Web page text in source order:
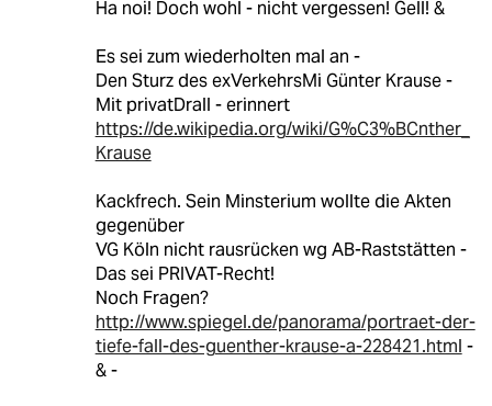
Ha noi! Doch wohl - nicht vergessen! Gell! &
Es sei zum wiederholten mal an -
Den Sturz des exVerkehrsMi Günter Krause -
Mit privatDrall - erinnert
https://de.wikipedia.org/wiki/G%C3%BCnther_
Krause
Kackfrech. Sein Minsterium wollte die Akten
gegenüber
VG Köln nicht rausrücken wg AB-Raststätten -
Das sei PRIVAT-Recht!
Noch Fragen?
http://www.spiegel.de/panorama/portraet-der-
tiefe-fall-des-guenther-krause-a-228421.html -
& -